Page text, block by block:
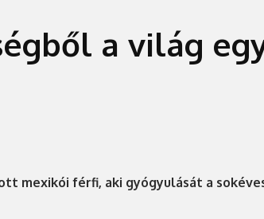
a világ
mexikói férfi, aki gyógyulását a